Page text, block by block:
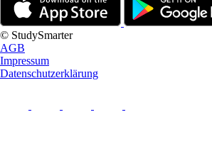
© StudySmarter
AGB
Impressum
Datenschutzerklärung